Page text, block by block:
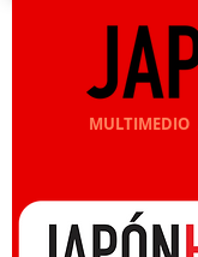
MULTIMEDIO